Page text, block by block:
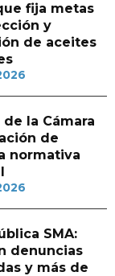
fija metas
y
de aceites
la Cámara
de
normativa
SMA:
denuncias
y más de